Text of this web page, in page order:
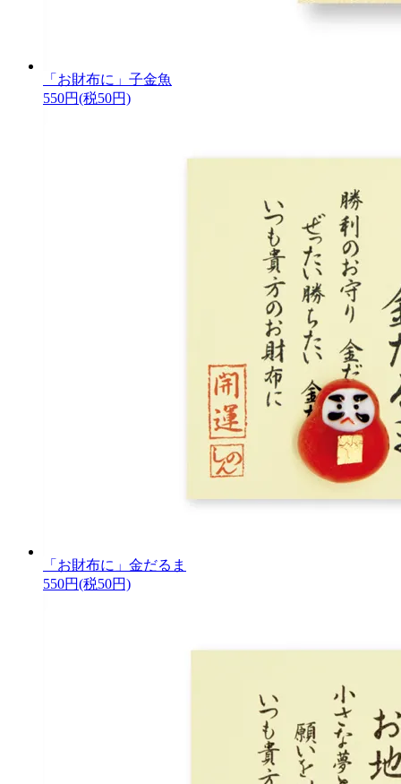
「お財布に」子金魚
550円(税50円)
「お財布に」金だるま
550円(税50円)